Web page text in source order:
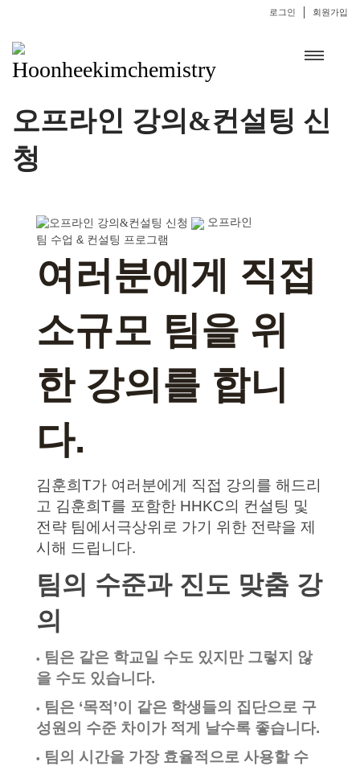
로그인 회원가입
오프라인 강의&컨설팅 신
청
오프라인
팀 수업 & 컨설팅 프로그램
여러분에게 직접
소규모 팀을 위
한 강의를 합니
다.
김훈희T가 여러분에게 직접 강의를 해드리
고 김훈희T를 포함한 HHKC의 컨설팅 및
전략 팀에서극상위로 가기 위한 전략을 제
시해 드립니다.
팀의 수준과 진도 맞춤 강
의
• 팀은 같은 학교일 수도 있지만 그렇지 않
을 수도 있습니다.
• 팀은 ‘목적’이 같은 학생들의 집단으로 구
성원의 수준 차이가 적게 날수록 좋습니다.
• 팀의 시간을 가장 효율적으로 사용할 수